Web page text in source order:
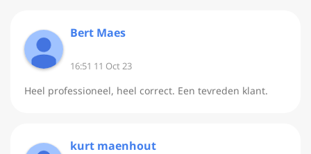
Bert Maes
16:51 11 Oct 23
Heel professioneel, heel correct. Een tevreden klant.
kurt maenhout